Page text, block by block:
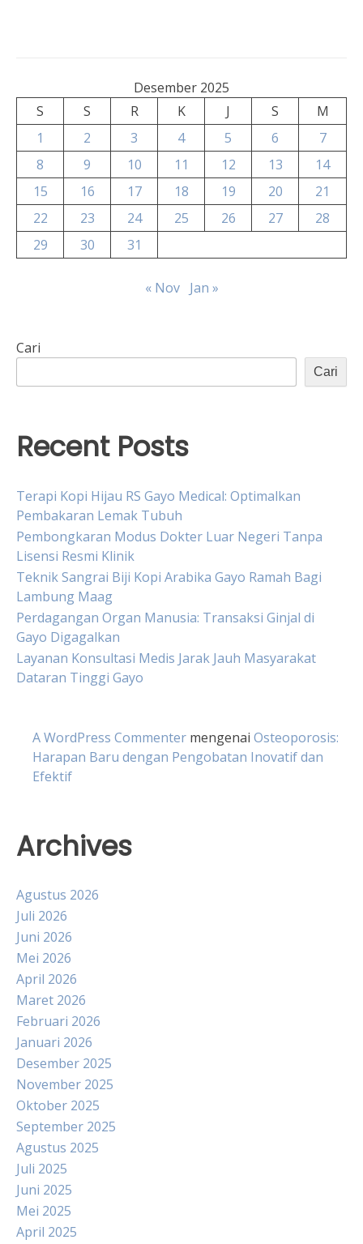
Desember 2025
S
S R K J S
M
1
2 3 4 5 6
7
8
9 10 11 12 13
14
15
16 17 18 19 20
21
22
23 24 25 26 27
28
29
30 31
« Nov Jan »
Cari
Cari
Recent Posts
Terapi Kopi Hijau RS Gayo Medical: Optimalkan
Pembakaran Lemak Tubuh
Pembongkaran Modus Dokter Luar Negeri Tanpa
Lisensi Resmi Klinik
Teknik Sangrai Biji Kopi Arabika Gayo Ramah Bagi
Lambung Maag
Perdagangan Organ Manusia: Transaksi Ginjal di
Gayo Digagalkan
Layanan Konsultasi Medis Jarak Jauh Masyarakat
Dataran Tinggi Gayo
A WordPress Commenter mengenai Osteoporosis:
Harapan Baru dengan Pengobatan Inovatif dan
Efektif
Archives
Agustus 2026
Juli 2026
Juni 2026
Mei 2026
April 2026
Maret 2026
Februari 2026
Januari 2026
Desember 2025
November 2025
Oktober 2025
September 2025
Agustus 2025
Juli 2025
Juni 2025
Mei 2025
April 2025